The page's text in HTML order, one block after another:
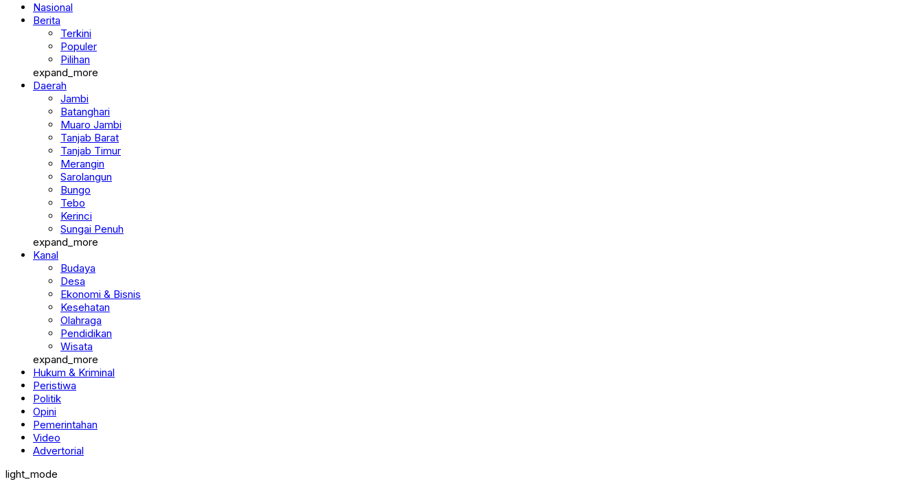
Nasional
Berita
Terkini
Populer
Pilihan
expand_more
Daerah
Jambi
Batanghari
Muaro Jambi
Tanjab Barat
Tanjab Timur
Merangin
Sarolangun
Bungo
Tebo
Kerinci
Sungai Penuh
expand_more
Kanal
Budaya
Desa
Ekonomi & Bisnis
Kesehatan
Olahraga
Pendidikan
Wisata
expand_more
Hukum & Kriminal
Peristiwa
Politik
Opini
Pemerintahan
Video
Advertorial
light_mode